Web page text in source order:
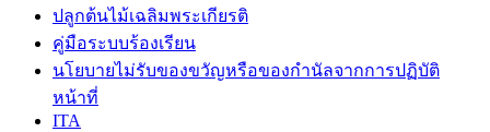
ปลูกต้นไม้เฉลิมพระเกียรติ
คู่มือระบบร้องเรียน
นโยบายไม่รับของขวัญหรือของกำนัลจากการปฏิบัติ
หน้าที่
ITA